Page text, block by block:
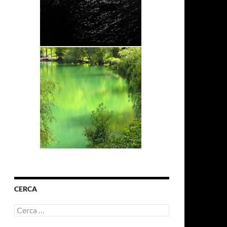
CERCA
Ricerca
per: